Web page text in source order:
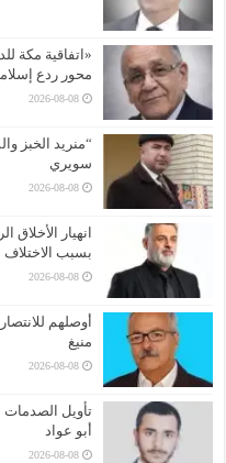
«اتفاقية مكة
محور ردع
2026-08-08
“منريد الخبز
سويري
2026-08-08
انهيار
بسبب
2026-08-08
أوصلهم
منيغ
2026-08-08
تأويل الصدمات
أبو عواد
2026-08-08